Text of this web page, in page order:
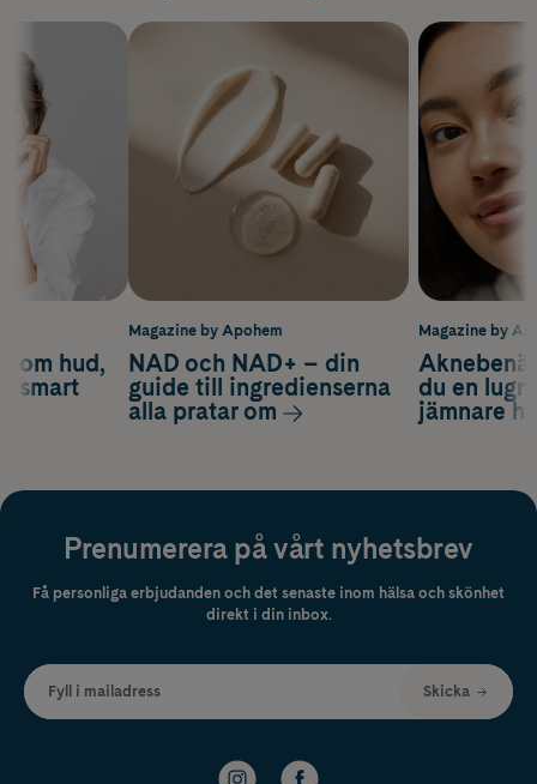
Magazine by
du en
jämnare
om hud,
smart
Magazine by Apohem
NAD och NAD+ – din
guide till ingredienserna
alla pratar om
Prenumerera på vårt nyhetsbrev
Få personliga erbjudanden och det senaste inom hälsa och skönhet
direkt i din inbox.
Fyll i mailadress Skicka